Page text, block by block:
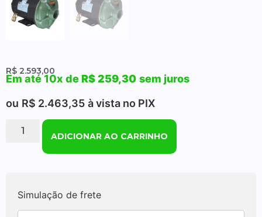
R$ 2.593,00
Em até 10x deR$259,30 sem juros
ou R$ 2.463,35 à vista no PIX
ADICIONAR AO CARRINHO
Simulação de frete